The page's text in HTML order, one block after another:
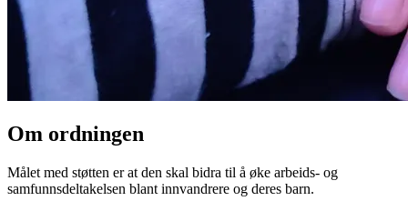
Om ordningen
Målet med støtten er at den skal bidra til å øke arbeids- og
samfunnsdeltakelsen blant innvandrere og deres barn.